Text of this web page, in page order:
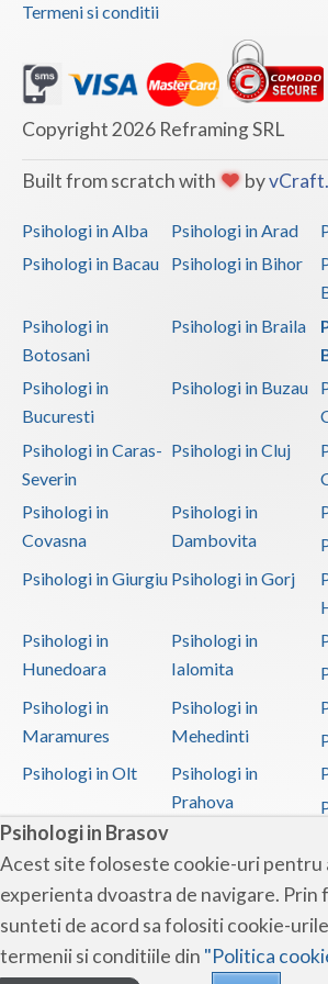
Psihologi in Brasov
Acest site foloseste cookie-uri pentru
experienta dvoastra de navigare. Prin
sunteti de acord sa folositi cookie-
termenii si conditiile din "Politica
Termeni si conditii
Copyright 2026 Reframing SRL
Built from scratch with by
Psihologi in Alba Psihologi in Arad
Psihologi in Bacau
Psihologi in Bihor
Psihologi in
Botosani
Psihologi in Braila
Psihologi in
Bucuresti
Psihologi in Buzau
Psihologi in Caras-
Severin
Psihologi in Cluj
Psihologi in
Covasna
Psihologi in
Dambovita
Psihologi in Giurgiu Psihologi in Gorj
Psihologi in
Hunedoara
Psihologi in
Ialomita
Psihologi in
Maramures
Psihologi in
Mehedinti
Psihologi in Olt
Psihologi in
Prahova
Psihologi in Sibiu
Psihologi in
Suceava
Psihologi in Timis
Psihologi in Tulcea
Psihologi in Vaslui
Psihologi in